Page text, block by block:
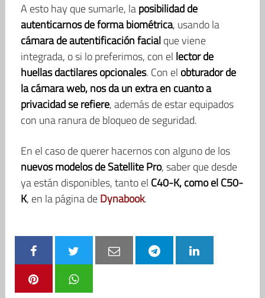
A esto hay que sumarle, laposibilidad de
autenticarnos de forma biométrica, usando la
cámara de autentificación facialque viene
integrada, o si lo preferimos, con el lector de
huellas dactilares opcionales. Con el obturador de
la cámara web, nos da un extra en cuanto a
privacidad se refiere, además de estar equipados
con una ranura de bloqueo de seguridad.
En el caso de querer hacernos con alguno de los
nuevos modelos de Satellite Pro, saber que desde
ya están disponibles, tanto el C40-K, como el C50-
K, en la página deDynabook.